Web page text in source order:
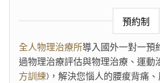
預約制
全人物理治療所導入國外一對一預
過物理治療評估與物理治療、運動
方訓練)，解決您惱人的腰痠背痛、